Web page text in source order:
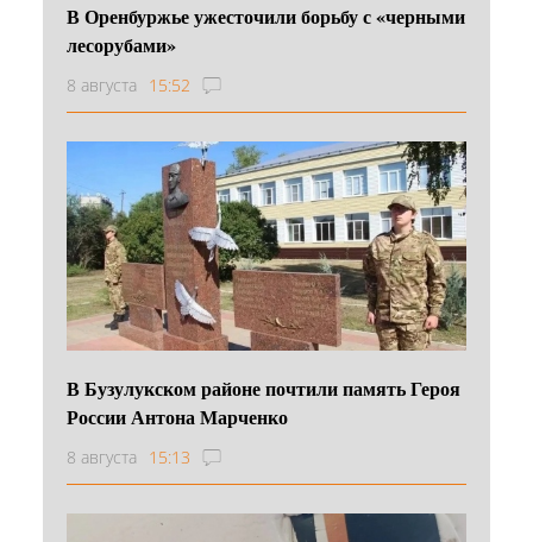
В Оренбуржье ужесточили борьбу с «черными
лесорубами»
8 августа 15:52
В Бузулукском районе почтили память Героя
России Антона Марченко
8 августа 15:13